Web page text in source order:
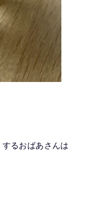
するおばあさんは